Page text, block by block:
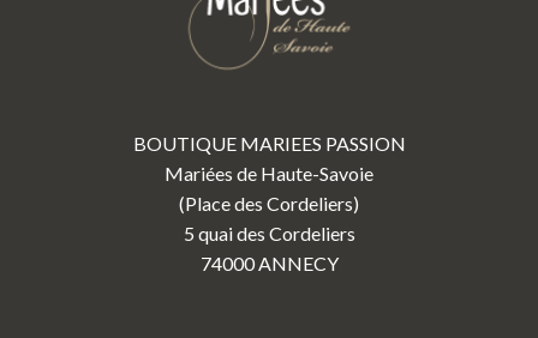
BOUTIQUE MARIEES PASSION
Mariées de Haute-Savoie
(Place des Cordeliers)
5 quai des Cordeliers
74000 ANNECY